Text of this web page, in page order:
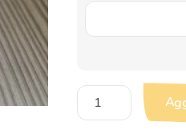
Coniglietto
Segnaposto